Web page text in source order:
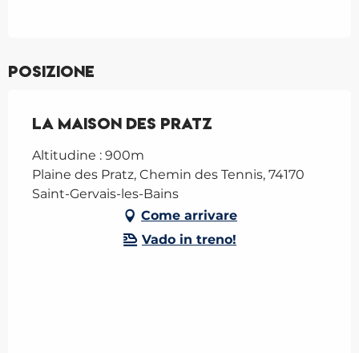
Posizione
La Maison des Pratz
Altitudine : 900m
Plaine des Pratz, Chemin des Tennis, 74170
Saint-Gervais-les-Bains
Come arrivare
Vado in treno!